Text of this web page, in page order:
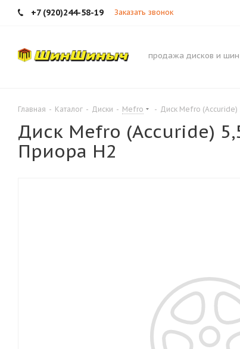
+7 (920)244-58-19 Заказать звонок
продажа дисков и шин
Главная - Каталог - Диски - Mefro - Диск Mefro (Accuride)
Диск Mefro (Accuride)
Приора Н2